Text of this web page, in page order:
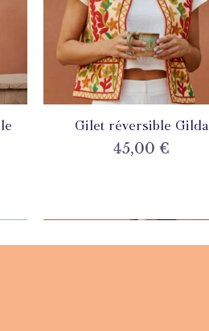
Aperçu rapide
Gilet réversible Gilda
Prix
45,00 €